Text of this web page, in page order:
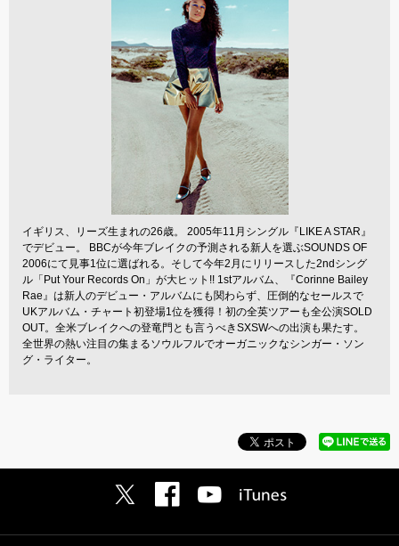
イギリス、リーズ生まれの26歳。 2005年11月シングル『LIKE A STAR』
でデビュー。 BBCが今年ブレイクの予測される新人を選ぶSOUNDS OF
2006にて見事1位に選ばれる。そして今年2月にリリースした2ndシング
ル「Put Your Records On」が大ヒット!! 1stアルバム、『Corinne Bailey
Rae』は新人のデビュー・アルバムにも関わらず、圧倒的なセールスで
UKアルバム・チャート初登場1位を獲得！初の全英ツアーも全公演SOLD
OUT。全米ブレイクへの登竜門とも言うべきSXSWへの出演も果たす。
全世界の熱い注目の集まるソウルフルでオーガニックなシンガー・ソン
グ・ライター。